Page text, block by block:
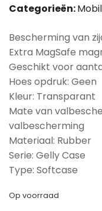
Categorieën:
Bescherming van
Extra MagSafe
Geschikt voor
Hoes opdruk: Geen
Kleur: Transparant
Mate van
valbescherming
Materiaal: Rubber
Serie: Gelly Case
Type: Softcase
Op voorraad